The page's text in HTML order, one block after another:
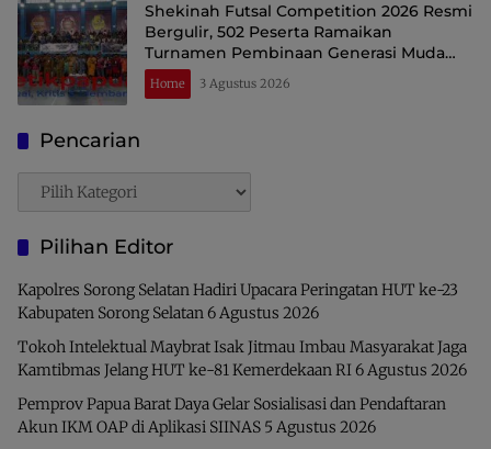
Shekinah Futsal Competition 2026 Resmi
Bergulir, 502 Peserta Ramaikan
Turnamen Pembinaan Generasi Muda
Raja Ampat
Home 3 Agustus 2026
Pencarian
Pencarian
Pilihan Editor
Kapolres Sorong Selatan Hadiri Upacara Peringatan HUT ke-23
Kabupaten Sorong Selatan 6 Agustus 2026
Tokoh Intelektual Maybrat Isak Jitmau Imbau Masyarakat Jaga
Kamtibmas Jelang HUT ke-81 Kemerdekaan RI 6 Agustus 2026
Pemprov Papua Barat Daya Gelar Sosialisasi dan Pendaftaran
Akun IKM OAP di Aplikasi SIINAS 5 Agustus 2026